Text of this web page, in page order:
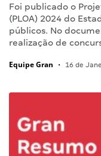
Foi publicado o
(PLOA) 2024 do
públicos. No
realização de
Equipe Gran • 16 de